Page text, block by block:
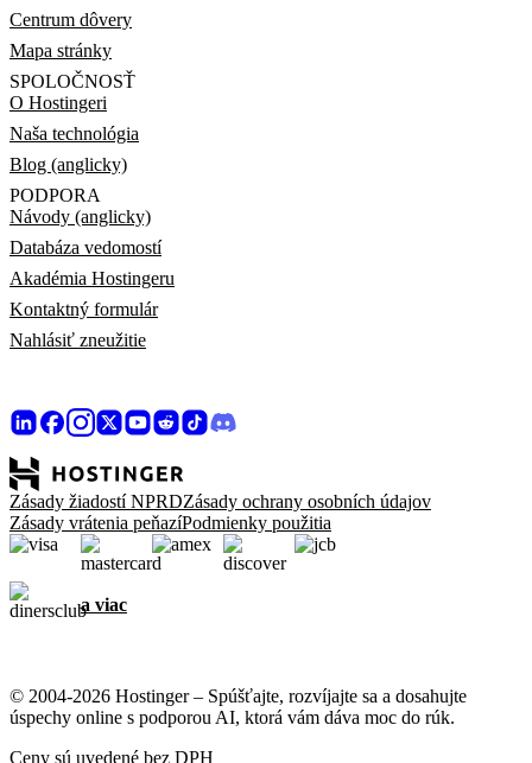
Centrum dôvery
Mapa stránky
SPOLOČNOSŤ
O Hostingeri
Naša technológia
Blog (anglicky)
PODPORA
Návody (anglicky)
Databáza vedomostí
Akadémia Hostingeru
Kontaktný formulár
Nahlásiť zneužitie
Zásady žiadostí NPRDZásady ochrany osobních údajov
Zásady vrátenia peňazíPodmienky použitia
a viac
© 2004-2026 Hostinger – Spúšťajte, rozvíjajte sa a dosahujte
úspechy online s podporou AI, ktorá vám dáva moc do rúk.
Ceny sú uvedené bez DPH